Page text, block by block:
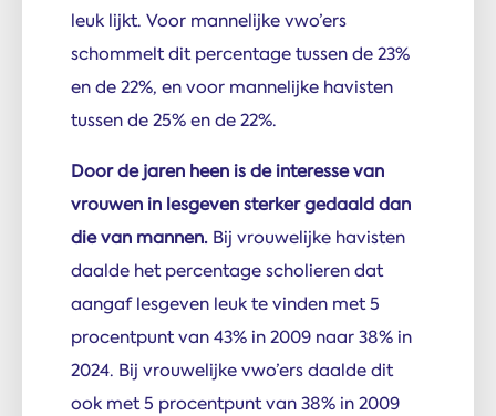
leuk lijkt. Voor mannelijke vwo’ers
schommelt dit percentage tussen de 23%
en de 22%, en voor mannelijke havisten
tussen de 25% en de 22%.
Door de jaren heen is de interesse van
vrouwen in lesgeven sterker gedaald dan
die van mannen. Bij vrouwelijke havisten
daalde het percentage scholieren dat
aangaf lesgeven leuk te vinden met 5
procentpunt van 43% in 2009 naar 38% in
2024. Bij vrouwelijke vwo’ers daalde dit
ook met 5 procentpunt van 38% in 2009